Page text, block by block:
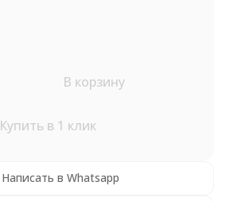
В корзину
Купить в 1 клик
Написать в Whatsapp